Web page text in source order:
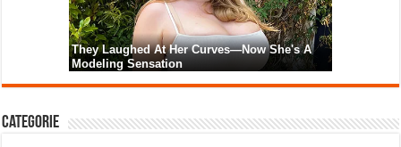
Categorie